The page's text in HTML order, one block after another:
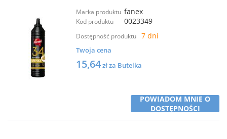
Marka produktu fanex
Kod produktu 0023349
Dostępność produktu 7 dni
Twoja cena
15,64zł za Butelka
POWIADOM MNIE O
DOSTĘPNOŚCI